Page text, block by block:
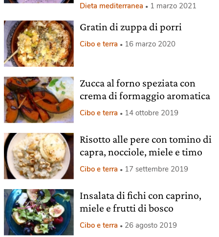
Dieta mediterranea 1 marzo 2021
Gratin di zuppa di porri
Cibo e terra 16 marzo 2020
Zucca al forno speziata con
crema di formaggio aromatica
Cibo e terra 14 ottobre 2019
Risotto alle pere con tomino di
capra, nocciole, miele e timo
Cibo e terra 17 settembre 2019
Insalata di fichi con caprino,
miele e frutti di bosco
Cibo e terra 26 agosto 2019